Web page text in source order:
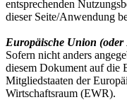
entsprechenden
dieser Seite/Anwendung
Europäische Union (oder
Sofern nicht anders
diesem Dokument auf die
Mitgliedstaaten der
Wirtschaftsraum (EWR).